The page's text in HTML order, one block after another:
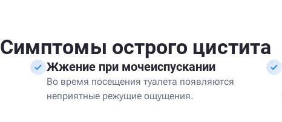
Симптомы острого цистита
Жжение при мочеиспускании
Во время посещения туалета появляются
неприятные режущие ощущения.